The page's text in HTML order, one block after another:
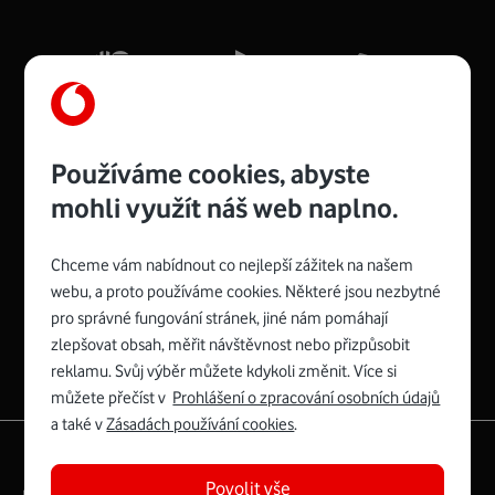
Více o COMPAL CH7465VF
Zyxel VMG8623-T50B:
Rozměry modemu jsou 16 x 22 x 7,5 cm (včetně stojánku)
a nabízí 4 gigabitové LAN porty a bezdrátové připojení Wi-
Fi ve verzích 802.11 b/g/n/ac pro frekvenci 2,4 GHz a
Mb/s.
Spojte se s Vodafonem
Používáme cookies, abyste
mohli využít náš web naplno.
Chceme vám nabídnout co nejlepší zážitek na našem
webu, a proto používáme cookies. Některé jsou nezbytné
pro správné fungování stránek, jiné nám pomáhají
zlepšovat obsah, měřit návštěvnost nebo přizpůsobit
reklamu. Svůj výběr můžete kdykoli změnit. Více si
můžete přečíst v Prohlášení o zpracování osobních údajů
a také vZásadách používání cookies.
Povolit vše